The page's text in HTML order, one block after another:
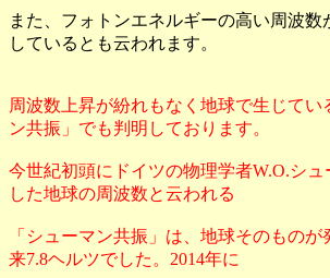
また、フォトンエネルギーの高い周波数
しているとも云われます。
周波数上昇が紛れもなく地球で生じてい
ン共振」でも判明しております。
今世紀初頭にドイツの物理学者W.O.シ
した地球の周波数と云われる
「シューマン共振」は、地球そのもの
来7.8ヘルツでした。2014年に